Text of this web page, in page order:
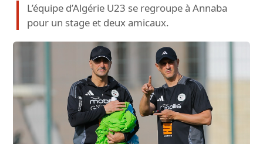
L’équipe d’Algérie U23 se regroupe à Annaba
pour un stage et deux amicaux.